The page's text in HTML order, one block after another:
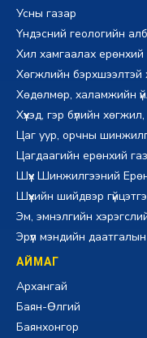
Усны газар
Үндэсний геологийн
Хил хамгаалах ерөнхий
Хөгжлийн бэрхшээлтэй
Хөдөлмөр, халамжийн
Хүүхэд, гэр бүлийн
Цаг уур, орчны
Цагдаагийн ерөнхий
Шүүх Шинжилгээний
Шүүхийн шийдвэр
Эм, эмнэлгийн
Эрүүл мэндийн
АЙМАГ
Архангай
Баян-Өлгий
Баянхонгор